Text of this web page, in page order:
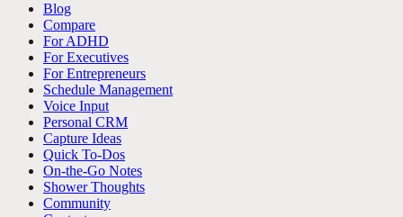
Blog
Compare
For ADHD
For Executives
For Entrepreneurs
Schedule Management
Voice Input
Personal CRM
Capture Ideas
Quick To-Dos
On-the-Go Notes
Shower Thoughts
Community